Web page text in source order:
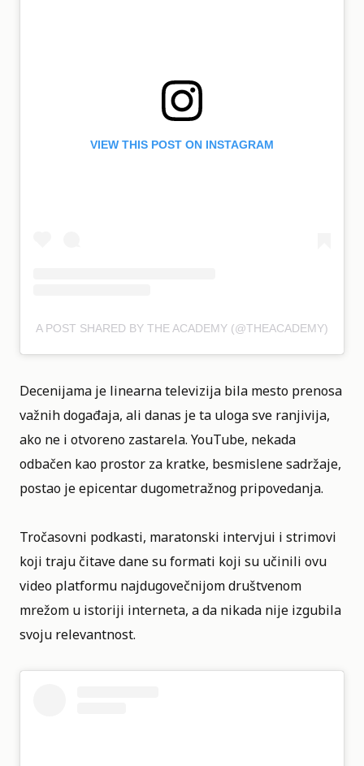
VIEW THIS POST ON INSTAGRAM
A POST SHARED BY THE ACADEMY (@THEACADEMY)
Decenijama je linearna televizija bila mesto prenosa
važnih događaja, ali danas je ta uloga sve ranjivija,
ako ne i otvoreno zastarela. YouTube, nekada
odbačen kao prostor za kratke, besmislene sadržaje,
postao je epicentar dugometražnog pripovedanja.
Tročasovni podkasti, maratonski intervjui i strimovi
koji traju čitave dane su formati koji su učinili ovu
video platformu najdugovečnijom društvenom
mrežom u istoriji interneta, a da nikada nije izgubila
svoju relevantnost.